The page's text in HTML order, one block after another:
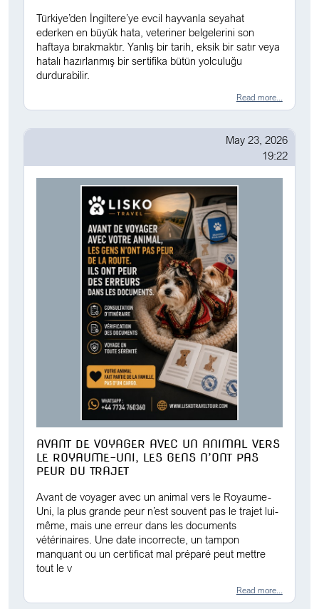
Türkiye’den İngiltere’ye evcil hayvanla seyahat
ederken en büyük hata, veteriner belgelerini son
haftaya bırakmaktır. Yanlış bir tarih, eksik bir satır veya
hatalı hazırlanmış bir sertifika bütün yolculuğu
durdurabilir.
Read more...
May 23, 2026
19:22
AVANT DE VOYAGER AVEC UN ANIMAL VERS
LE ROYAUME-UNI, LES GENS N’ONT PAS
PEUR DU TRAJET
Avant de voyager avec un animal vers le Royaume-
Uni, la plus grande peur n’est souvent pas le trajet lui-
même, mais une erreur dans les documents
vétérinaires. Une date incorrecte, un tampon
manquant ou un certificat mal préparé peut mettre
tout le v
Read more...